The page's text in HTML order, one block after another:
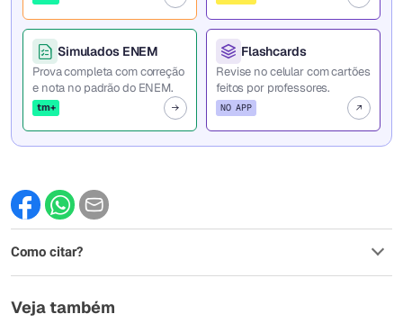
Simulados ENEM
Prova completa com correção
e nota no padrão do ENEM.
tm+
Flashcards
Revise no celular com cartões
feitos por professores.
NO APP
Como citar?
Veja também